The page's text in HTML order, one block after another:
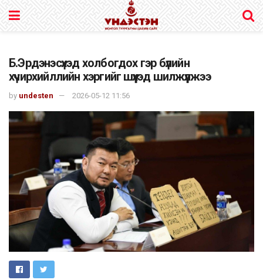
Б.Эрдэнэсүхэд холбогдох гэр бүлийн
хүчирхийллийн хэргийг шүүхэд шилжүүлжээ
by undesten 2026-05-12 11:56